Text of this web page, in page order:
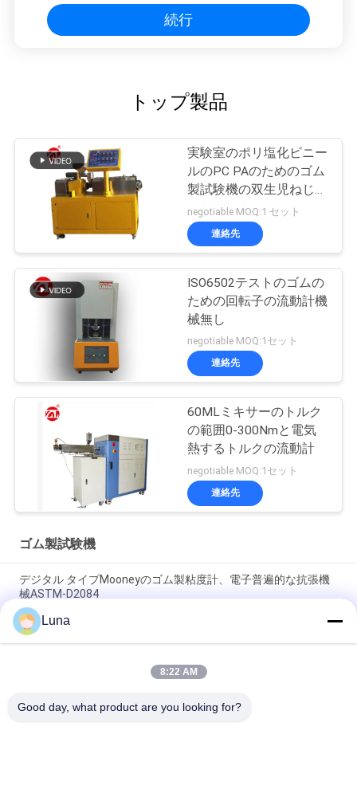
続行
トップ製品
実験室のポリ塩化ビニー
ルのPC PAのためのゴム
製試験機の双生児ねじゴ
ム製突き出る機械
negotiable MOQ:1 セット
連絡先
ISO6502テストのゴムの
ための回転子の流動計機
械無し
negotiable MOQ:1セット
連絡先
60MLミキサーのトルク
の範囲0-300Nmと電気
熱するトルクの流動計
negotiable MOQ:1セット
連絡先
ゴム製試験機
デジタル タイプMooneyのゴム製粘度計、電子普遍的な抗張機
械ASTM-D2084
回転子のない実験室によって使用される単一の破片制御流動計
のゴム製試験機
IS0 180電子Charpyの影響のゴム製プラスチックのための機械試
Luna
8:22 AM
Good day, what product are you looking for?